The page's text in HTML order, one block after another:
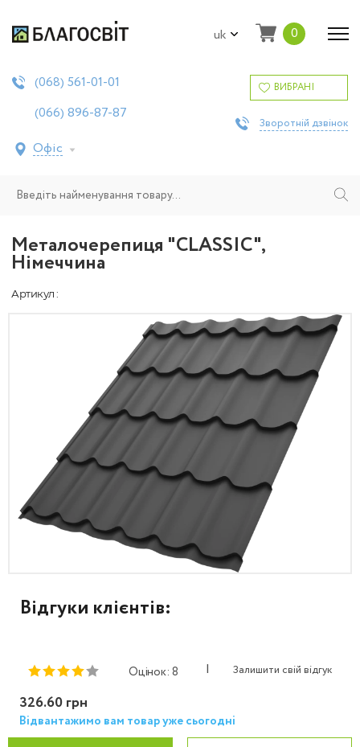
uk 0
(068) 561-01-01
(066) 896-87-87
Офіс
ВИБРАНІ
Зворотній дзвінок
Металочерепиця "CLASSIC",
Німеччина
Артикул :
Відгуки клієнтів:
Оцінок: 8 | Залишити свій відгук
326.60 грн
Відвантажимо вам товар уже сьогодні